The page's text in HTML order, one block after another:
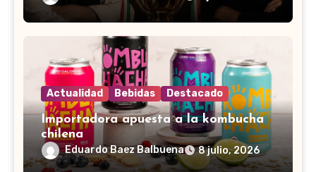
Actualidad Bebidas Destacado
Importadora apuesta a la kombucha
chilena
Eduardo Baez Balbuena 8 julio, 2026